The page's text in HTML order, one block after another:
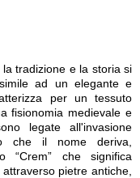
tradizione e la storia si
ad un elegante e
per un tessuto
fisionomia medievale e
legate all'invasione
che il nome deriva,
“Crem” che significa
pietre antiche,